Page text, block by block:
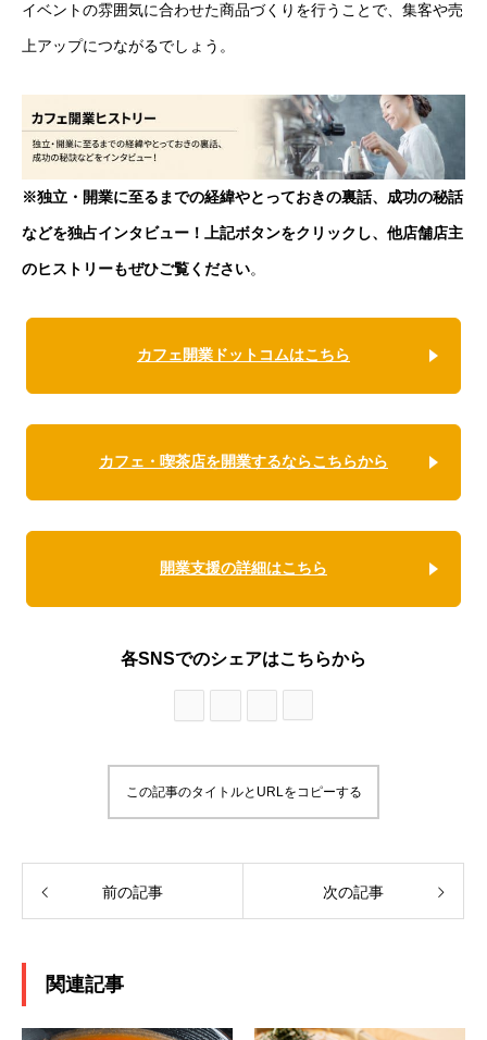
イベントの雰囲気に合わせた商品づくりを行うことで、集客や売
上アップにつながるでしょう。
※独立・開業に至るまでの経緯やとっておきの裏話、成功の秘話
などを独占インタビュー！上記ボタンをクリックし、他店舗店主
のヒストリーもぜひご覧ください。
カフェ開業ドットコムはこちら
カフェ・喫茶店を開業するならこちらから
開業支援の詳細はこちら
各SNSでのシェアはこちらから
この記事のタイトルとURLをコピーする
前の記事 次の記事
関連記事